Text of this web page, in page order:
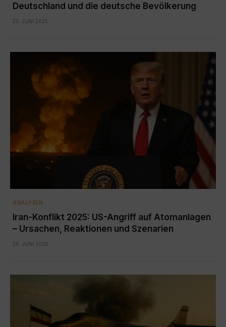
Deutschland und die deutsche Bevölkerung
23. JUNI 2025
ANALYSEN
Iran-Konflikt 2025: US-Angriff auf Atomanlagen
– Ursachen, Reaktionen und Szenarien
26. JUNI 2025